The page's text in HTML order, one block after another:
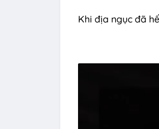
Khi địa ngục đã